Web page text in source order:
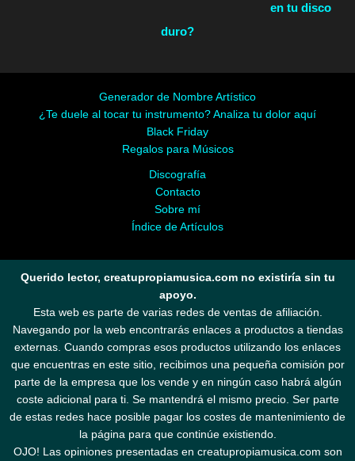
en tu disco
duro?
Generador de Nombre Artístico
¿Te duele al tocar tu instrumento? Analiza tu dolor aquí
Black Friday
Regalos para Músicos
Discografía
Contacto
Sobre mí
Índice de Artículos
Querido lector, creatupropiamusica.com no existiría sin tu
apoyo.
Esta web es parte de varias redes de ventas de afiliación.
Navegando por la web encontrarás enlaces a productos a tiendas
externas. Cuando compras esos productos utilizando los enlaces
que encuentras en este sitio, recibimos una pequeña comisión por
parte de la empresa que los vende y en ningún caso habrá algún
coste adicional para ti. Se mantendrá el mismo precio. Ser parte
de estas redes hace posible pagar los costes de mantenimiento de
la página para que continúe existiendo.
OJO! Las opiniones presentadas en creatupropiamusica.com son